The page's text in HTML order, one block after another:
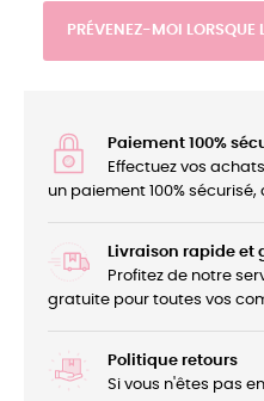
PRÉVENEZ-MOI LORSQUE
Paiement 100%
Effectuez vos
un paiement 100%
Livraison rapide et
Profitez de notre
gratuite pour toutes vos
Politique retours
Si vous n'êtes pas